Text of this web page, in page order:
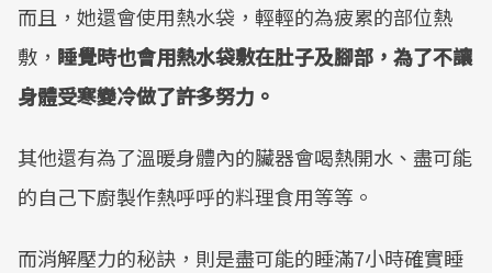
而且，她還會使用熱水袋，輕輕的為疲累的部位熱
敷， 睡覺時也會用熱水袋敷在肚子及腳部，為了不讓
身體受寒變冷做了許多努力。
其他還有為了溫暖身體內的臟器會喝熱開水、盡可能
的自己下廚製作熱呼呼的料理食用等等。
而消解壓力的秘訣，則是盡可能的睡滿7小時確實睡